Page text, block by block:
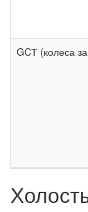
GCТ (колеса